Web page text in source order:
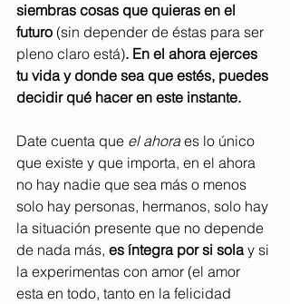
siembras cosas que quieras en el
futuro (sin depender de éstas para ser
pleno claro está). En el ahora ejerces
tu vida y donde sea que estés, puedes
decidir qué hacer en este instante.
Date cuenta que el ahora es lo único
que existe y que importa, en el ahora
no hay nadie que sea más o menos
solo hay personas, hermanos, solo hay
la situación presente que no depende
de nada más, es íntegra por si sola y si
la experimentas con amor (el amor
esta en todo, tanto en la felicidad